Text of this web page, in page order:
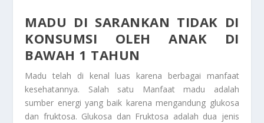
MADU DI SARANKAN TIDAK DI
KONSUMSI OLEH ANAK DI
BAWAH 1 TAHUN
Madu telah di kenal luas karena berbagai manfaat
kesehatannya. Salah satu Manfaat madu adalah
sumber energi yang baik karena mengandung glukosa
dan fruktosa. Glukosa dan Fruktosa adalah dua jenis